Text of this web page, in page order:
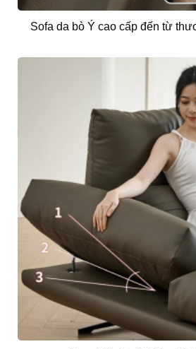
Sofa da bò Ý cao cấp đến từ